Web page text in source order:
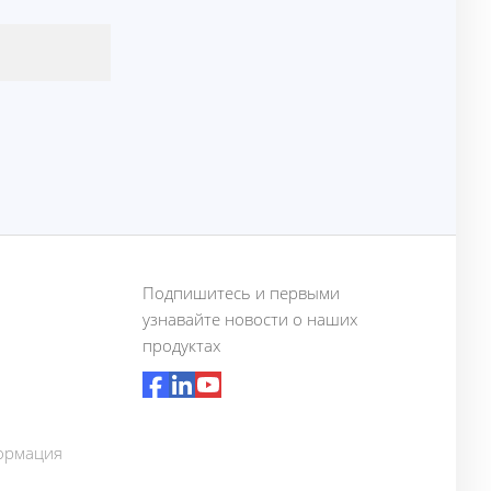
Подпишитесь и первыми
узнавайте новости о наших
продуктах